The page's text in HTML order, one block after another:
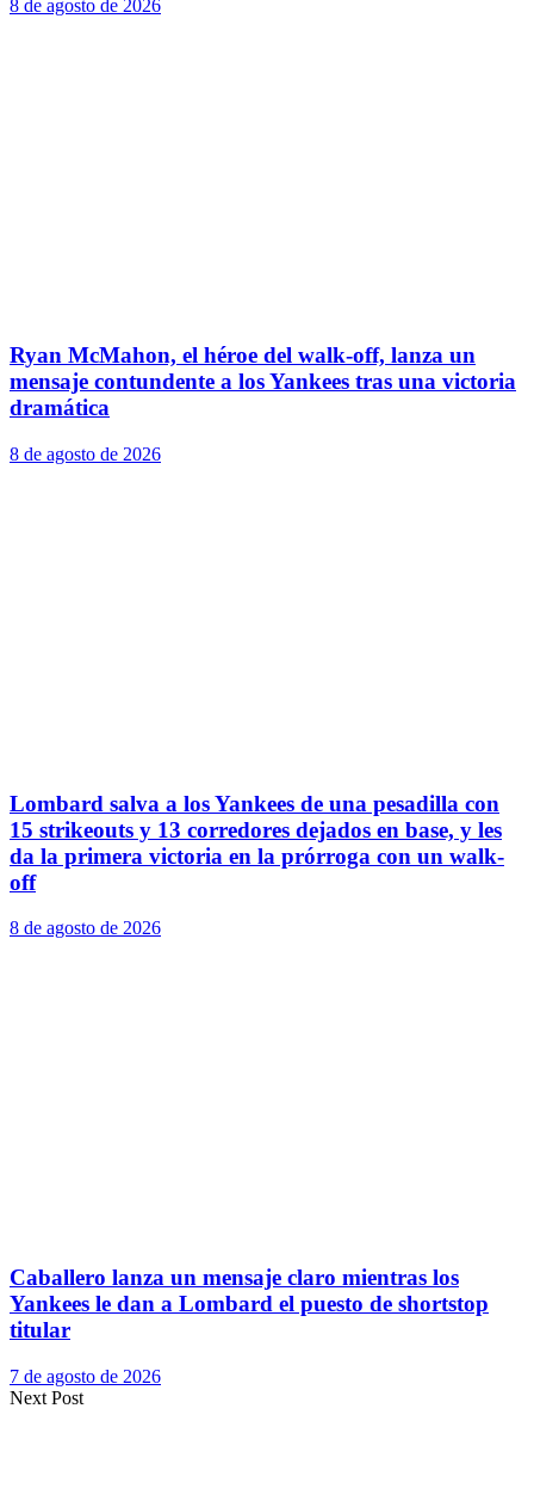
8 de agosto de 2026
Ryan McMahon, el héroe del walk-off, lanza un
mensaje contundente a los Yankees tras una victoria
dramática
8 de agosto de 2026
Lombard salva a los Yankees de una pesadilla con
15 strikeouts y 13 corredores dejados en base, y les
da la primera victoria en la prórroga con un walk-
off
8 de agosto de 2026
Caballero lanza un mensaje claro mientras los
Yankees le dan a Lombard el puesto de shortstop
titular
7 de agosto de 2026
Next Post